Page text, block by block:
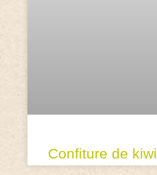
Confiture de kiwi